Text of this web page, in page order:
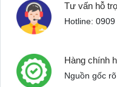
Tư vấn hỗ
Hotline:
Hàng chính
Nguồn gốc